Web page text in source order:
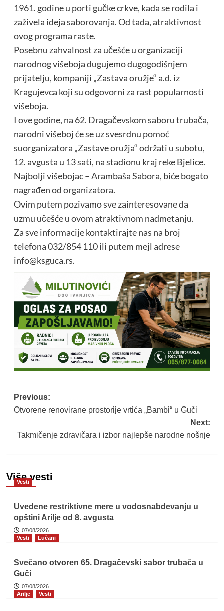
1961. godine u porti gučke crkve, kada se rodila i
zaživela ideja saborovanja. Od tada, atraktivnost
ovog programa raste.
Posebnu zahvalnost za učešće u organizaciji
narodnog višeboja dugujemo dugogodišnjem
prijatelju, kompaniji „Zastava oružje“ a.d. iz
Kragujevca koji su odgovorni za rast popularnosti
višeboja.
I ove godine, na 62. Dragačevskom saboru trubača,
narodni višeboj će se uz svesrdnu pomoć
suorganizatora „Zastave oružja“ održati u subotu,
12. avgusta u 13 sati, na stadionu kraj reke Bjelice.
Najbolji višebojac – Arambaša Sabora, biće bogato
nagrađen od organizatora.
Ovim putem pozivamo sve zainteresovane da
uzmu učešće u ovom atraktivnom nadmetanju.
Za sve informacije kontaktirajte nas na broj
telefona 032/854 110 ili putem mejl adrese
info@ksguca.rs.
Post
navigation
Previous:
Otvorene renovirane prostorije vrtića „Bambi“ u Guči
Next:
Takmičenje zdravičara i izbor najlepše narodne nošnje
Više vesti
Vesti
Uvedene restriktivne mere u vodosnabdevanju u
opštini Arilje od 8. avgusta
07/08/2026
Vesti
Lučani
Svečano otvoren 65. Dragačevski sabor trubača u
Guči
07/08/2026
Arilje
Vesti